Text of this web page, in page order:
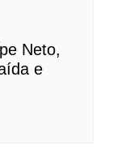
Neto,
e